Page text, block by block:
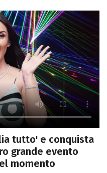
tutto' e conquista
grande evento
momento